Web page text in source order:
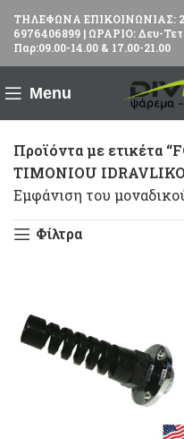
ΤΗΛΕΦΩΝΑ ΕΠΙΚΟΙΝΩΝΙΑΣ:
6976406899 | ΩΡΑΡΙΟ: Δευ-
Παρ:09.00-14.00 & 17.00-21.00
Menu
Προϊόντα με ετικέτα
TIMONIOU
Εμφάνιση του
Φίλτρα